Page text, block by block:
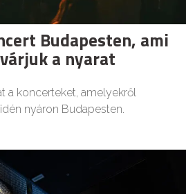
Budapesten, ami
a nyarat
a koncerteket, amelyekről
nyáron Budapesten.